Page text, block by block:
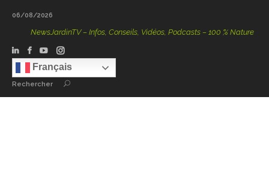
06/08/2026
NewsJardinTV – Infos, Conseils, Vidéos, Podcasts – 100 % Nature
Français
Rechercher